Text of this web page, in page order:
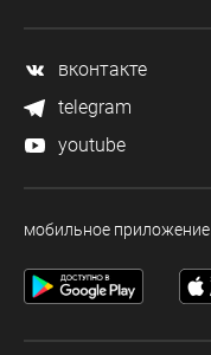
вконтакте
telegram
youtube
мобильное приложение